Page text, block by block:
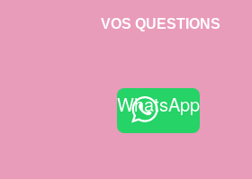
VOS QUESTIONS
WhatsApp